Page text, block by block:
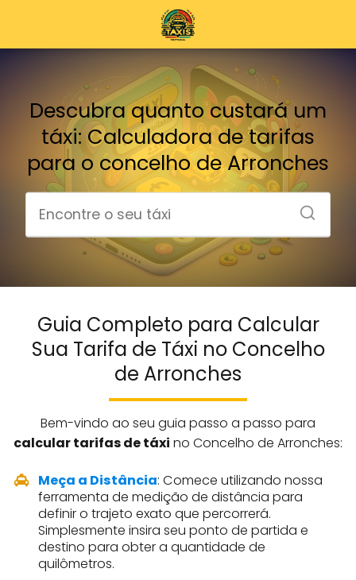
Descubra quanto custará um
táxi: Calculadora de tarifas
para o concelho de Arronches
Guia Completo para Calcular
Sua Tarifa de Táxi no Concelho
de Arronches
Bem-vindo ao seu guia passo a passo para
calcular tarifas de táxi no Concelho de Arronches:
Meça a Distância: Comece utilizando nossa
ferramenta de medição de distância para
definir o trajeto exato que percorrerá.
Simplesmente insira seu ponto de partida e
destino para obter a quantidade de
quilômetros.